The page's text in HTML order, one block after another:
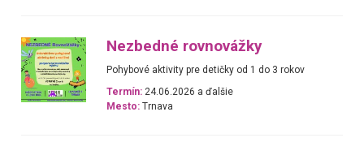
Nezbedné rovnovážky
Pohybové aktivity pre detičky od 1 do 3 rokov
Termín: 24.06.2026 a ďalšie
Mesto: Trnava